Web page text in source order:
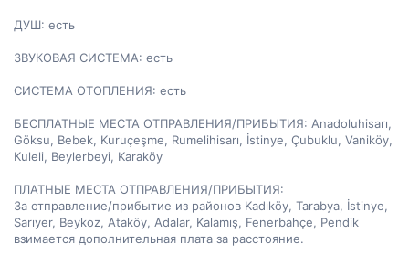
ДУШ: есть
ЗВУКОВАЯ СИСТЕМА: есть
СИСТЕМА ОТОПЛЕНИЯ: есть
БЕСПЛАТНЫЕ МЕСТА ОТПРАВЛЕНИЯ/ПРИБЫТИЯ: Anadoluhisarı,
Göksu, Bebek, Kuruçeşme, Rumelihisarı, İstinye, Çubuklu, Vaniköy,
Kuleli, Beylerbeyi, Karaköy
ПЛАТНЫЕ МЕСТА ОТПРАВЛЕНИЯ/ПРИБЫТИЯ:
За отправление/прибытие из районов Kadıköy, Tarabya, İstinye,
Sarıyer, Beykoz, Ataköy, Adalar, Kalamış, Fenerbahçe, Pendik
взимается дополнительная плата за расстояние.